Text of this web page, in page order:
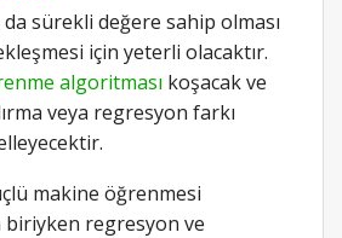
sürekli değere sahip olması
için yeterli olacaktır.
algoritması koşacak ve
veya regresyon farkı
makine öğrenmesi
regresyon ve